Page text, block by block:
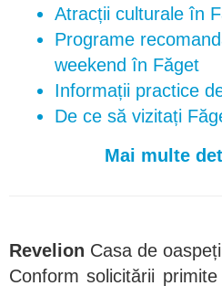
Atracții culturale în
Programe
weekend în Făget
Informații practice
De ce să vizitați
Mai multe
Revelion Casa de
Conform solicitării